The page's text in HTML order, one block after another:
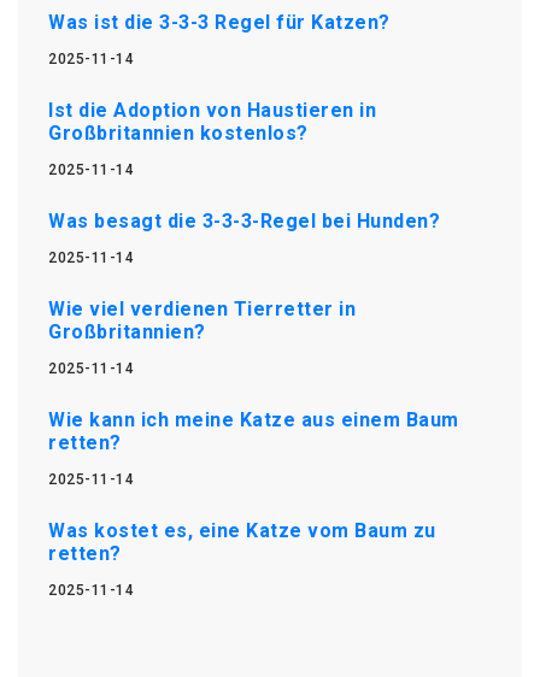
Was ist die 3-3-3 Regel für Katzen?
2025-11-14
Ist die Adoption von Haustieren in
Großbritannien kostenlos?
2025-11-14
Was besagt die 3-3-3-Regel bei Hunden?
2025-11-14
Wie viel verdienen Tierretter in
Großbritannien?
2025-11-14
Wie kann ich meine Katze aus einem Baum
retten?
2025-11-14
Was kostet es, eine Katze vom Baum zu
retten?
2025-11-14